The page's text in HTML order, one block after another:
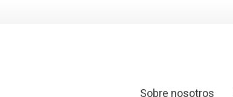
Sobre nosotros